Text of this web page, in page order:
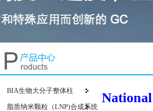
BIA生物大分子整体柱
脂质纳米颗粒（LNP)合成系统